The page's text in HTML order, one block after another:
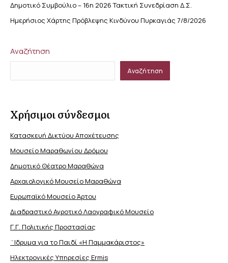
Δημοτικό Συμβούλιο – 16η 2026 Τακτική Συνεδρίαση Δ.Σ.
Ημερήσιος Χάρτης Πρόβλεψης Κινδύνου Πυρκαγιάς 7/8/2026
Αναζήτηση
Αναζήτηση
Χρήσιμοι σύνδεσμοι
Κατασκευή Δικτύου Αποχέτευσης
Μουσείο Μαραθωνίου Δρόμου
Δημοτικό Θέατρο Μαραθώνα
Αρχαιολογικό Μουσείο Μαραθώνα
Ευρωπαϊκό Μουσείο Άρτου
Διαδραστικό Αγροτικό Λαογραφικό Μουσείο
Γ.Γ. Πολιτικής Προστασίας
΄Ιδρυμα για το Παιδί «Η Παμμακάριστος»
Ηλεκτρονικές Υπηρεσίες Ermis